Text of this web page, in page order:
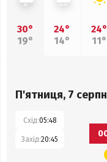
30°
19°
24°
14°
24°
11°
П'ятниця, 7
Схід:05:48
Захід:20:45